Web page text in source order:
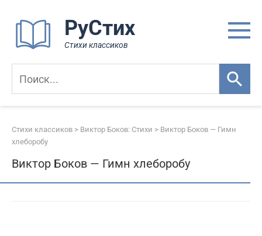
контенту
РуСтих
Стихи классиков
Стихи классиков > Виктор Боков: Стихи > Виктор Боков — Гимн
хлеборобу
Виктор Боков — Гимн хлеборобу